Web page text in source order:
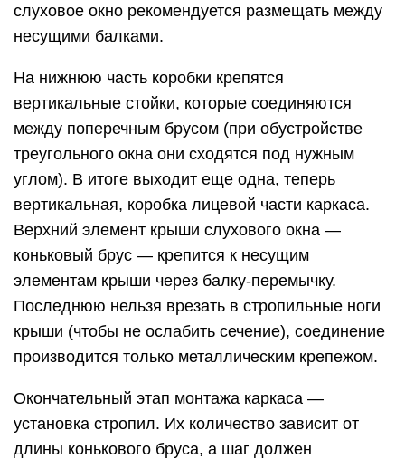
слуховое окно рекомендуется размещать между
несущими балками.
На нижнюю часть коробки крепятся
вертикальные стойки, которые соединяются
между поперечным брусом (при обустройстве
треугольного окна они сходятся под нужным
углом). В итоге выходит еще одна, теперь
вертикальная, коробка лицевой части каркаса.
Верхний элемент крыши слухового окна —
коньковый брус — крепится к несущим
элементам крыши через балку-перемычку.
Последнюю нельзя врезать в стропильные ноги
крыши (чтобы не ослабить сечение), соединение
производится только металлическим крепежом.
Окончательный этап монтажа каркаса —
установка стропил. Их количество зависит от
длины конькового бруса, а шаг должен